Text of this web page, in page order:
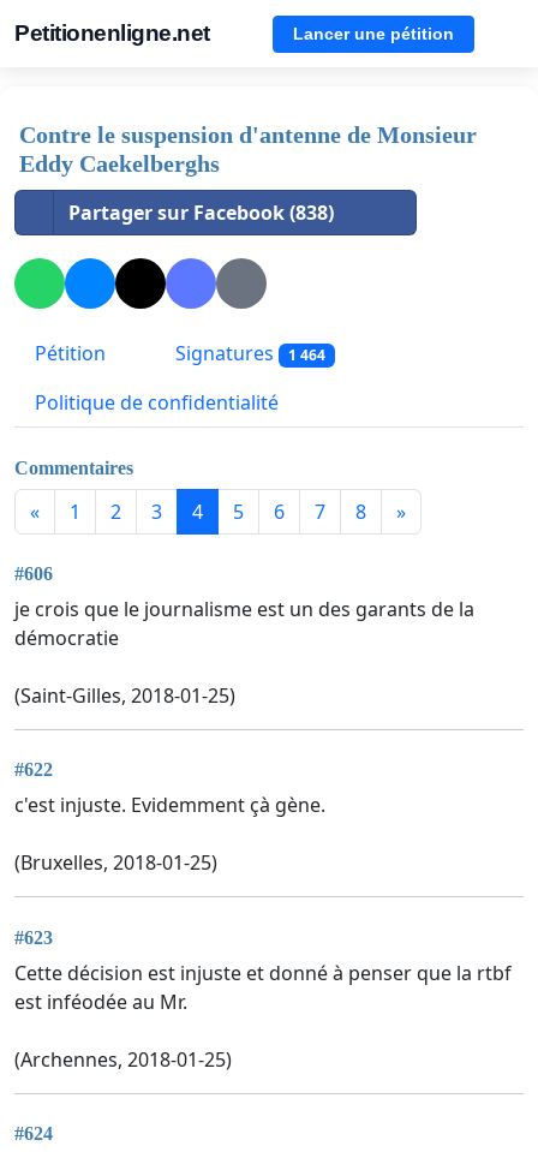
Petitionenligne.net Lancer une pétition
Contre le suspension d'antenne de Monsieur
Eddy Caekelberghs
Partager sur Facebook (838)
Pétition Signatures 1 464
Politique de confidentialité
Commentaires
« 1 2 3 4 5 6 7 8 »
#606
je crois que le journalisme est un des garants de la
démocratie
(Saint-Gilles, 2018-01-25)
#622
c'est injuste. Evidemment çà gène.
(Bruxelles, 2018-01-25)
#623
Cette décision est injuste et donné à penser que la rtbf
est inféodée au Mr.
(Archennes, 2018-01-25)
#624